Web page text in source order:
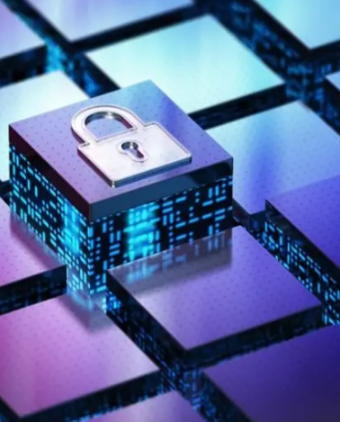
WiFi industrial
WiFi turístico
WiFi sanitario